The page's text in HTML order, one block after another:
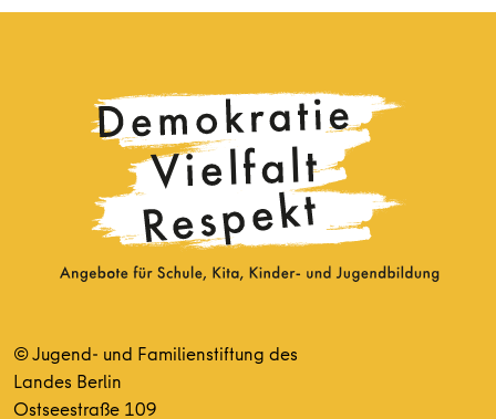
© Jugend- und Familienstiftung des
Landes Berlin
Ostseestraße 109